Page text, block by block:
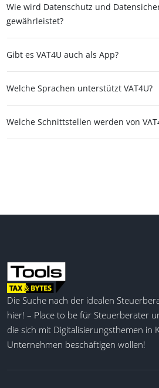
Wie wird Datenschutz und
gewährleistet?
Gibt es VAT4U auch als App?
Welche Sprachen unterstützt VAT4U?
Welche Schnittstellen werden von
Die Suche nach der idealen
hier! – Place to be für Steuerberater
die sich mit Digitalisierungsthemen in
Unternehmen beschäftigen wollen!